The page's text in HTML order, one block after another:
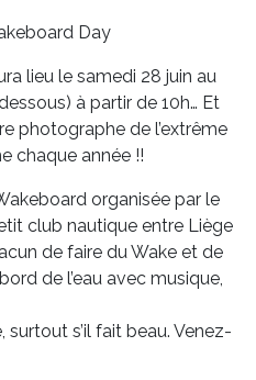
lieu le samedi 28 juin au
à partir de 10h… Et
photographe de l’extrême
chaque année !!
organisée par le
club nautique entre Liège
de faire du Wake et de
de l’eau avec musique,
surtout s’il fait beau. Venez-